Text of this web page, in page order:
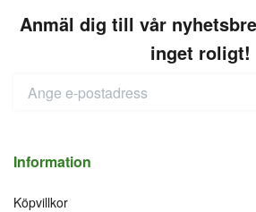
Anmäl dig till vår
inget roligt!
Information
Köpvillkor